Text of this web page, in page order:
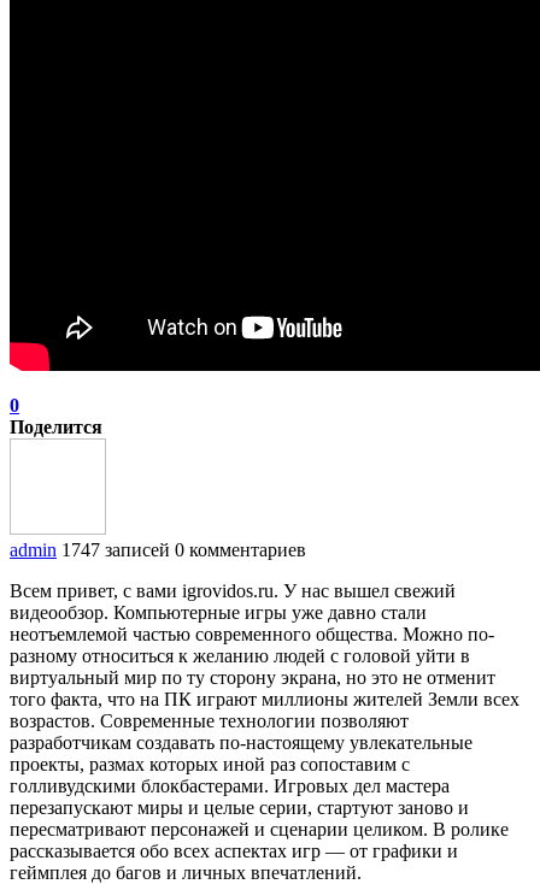
0
Поделится
admin 1747 записей 0 комментариев
Всем привет, с вами igrovidos.ru. У нас вышел свежий
видеообзор. Компьютерные игры уже давно стали
неотъемлемой частью современного общества. Можно по-
разному относиться к желанию людей с головой уйти в
виртуальный мир по ту сторону экрана, но это не отменит
того факта, что на ПК играют миллионы жителей Земли всех
возрастов. Современные технологии позволяют
разработчикам создавать по-настоящему увлекательные
проекты, размах которых иной раз сопоставим с
голливудскими блокбастерами. Игровых дел мастера
перезапускают миры и целые серии, стартуют заново и
пересматривают персонажей и сценарии целиком. В ролике
рассказывается обо всех аспектах игр — от графики и
геймплея до багов и личных впечатлений.